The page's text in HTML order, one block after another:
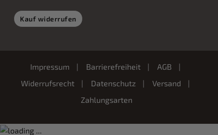
Kauf widerrufen
Impressum Barrierefreiheit
AGB
Widerrufsrecht
Datenschutz
Versand
Zahlungsarten